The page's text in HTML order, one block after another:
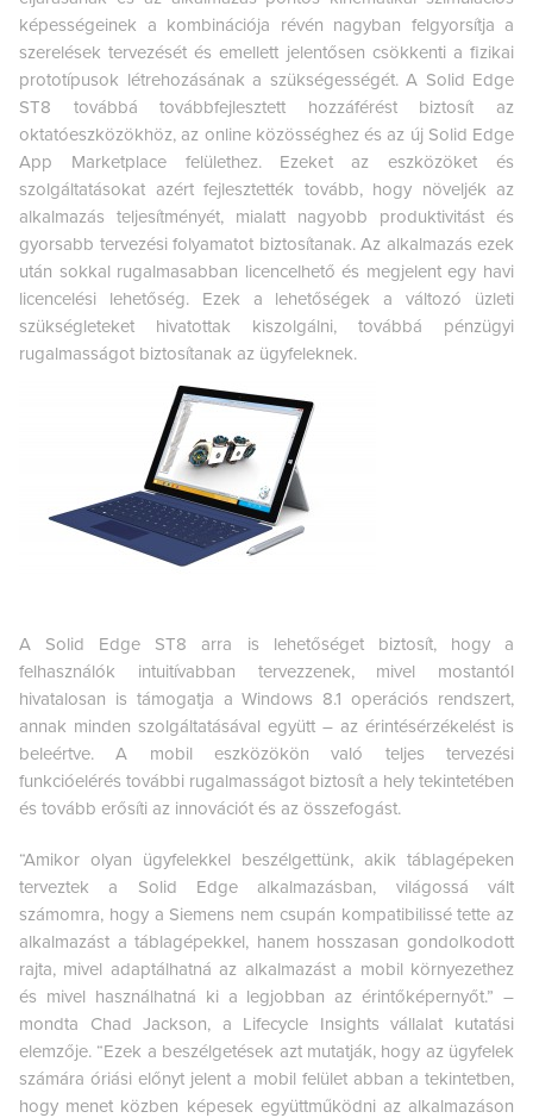
képességeinek a kombinációja révén nagyban felgyorsítja a
szerelések tervezését és emellett jelentősen csökkenti a fizikai
prototípusok létrehozásának a szükségességét. A Solid Edge
ST8 továbbá továbbfejlesztett hozzáférést biztosít az
oktatóeszközökhöz, az online közösséghez és az új Solid Edge
App Marketplace felülethez. Ezeket az eszközöket és
szolgáltatásokat azért fejlesztették tovább, hogy növeljék az
alkalmazás teljesítményét, mialatt nagyobb produktivitást és
gyorsabb tervezési folyamatot biztosítanak. Az alkalmazás ezek
után sokkal rugalmasabban licencelhető és megjelent egy havi
licencelési lehetőség. Ezek a lehetőségek a változó üzleti
szükségleteket hivatottak kiszolgálni, továbbá pénzügyi
rugalmasságot biztosítanak az ügyfeleknek.
A Solid Edge ST8 arra is lehetőséget biztosít, hogy a
felhasználók intuitívabban tervezzenek, mivel mostantól
hivatalosan is támogatja a Windows 8.1 operációs rendszert,
annak minden szolgáltatásával együtt – az érintésérzékelést is
beleértve. A mobil eszközökön való teljes tervezési
funkcióelérés további rugalmasságot biztosít a hely tekintetében
és tovább erősíti az innovációt és az összefogást.
“Amikor olyan ügyfelekkel beszélgettünk, akik táblagépeken
terveztek a Solid Edge alkalmazásban, világossá vált
számomra, hogy a Siemens nem csupán kompatibilissé tette az
alkalmazást a táblagépekkel, hanem hosszasan gondolkodott
rajta, mivel adaptálhatná az alkalmazást a mobil környezethez
és mivel használhatná ki a legjobban az érintőképernyőt.” –
mondta Chad Jackson, a Lifecycle Insights vállalat kutatási
elemzője. “Ezek a beszélgetések azt mutatják, hogy az ügyfelek
számára óriási előnyt jelent a mobil felület abban a tekintetben,
hogy menet közben képesek együttműködni az alkalmazáson